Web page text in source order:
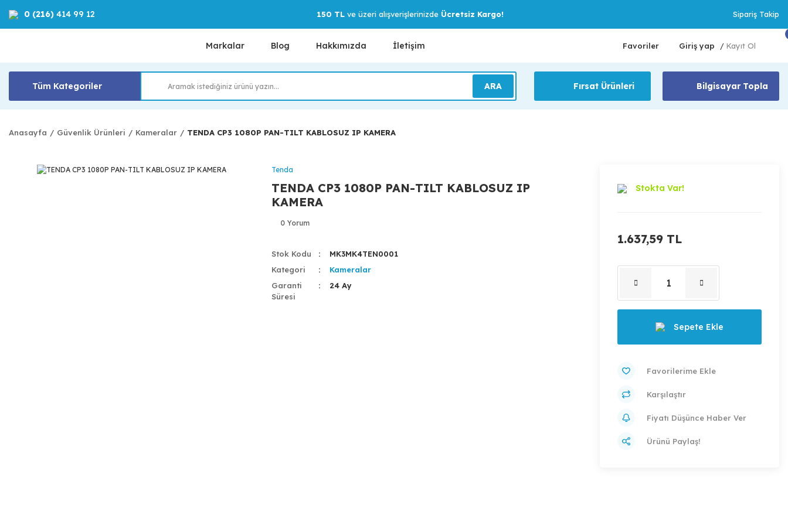
0 (216) 414 99 12 150 TLve üzeri alışverişlerinizde Ücretsiz Kargo! Sipariş Takip
Markalar Blog Hakkımızda İletişim Favoriler Giriş yap / Kayıt Ol
Tüm Kategoriler ARA Fırsat Ürünleri Bilgisayar Topla
Anasayfa Güvenlik Ürünleri Kameralar TENDA CP3 1080P PAN-TILT KABLOSUZ IP KAMERA
Tenda
TENDA CP3 1080P PAN-TILT KABLOSUZ IP
KAMERA
0 Yorum
Stok Kodu
MK3MK4TEN0001
Kategori
Kameralar
Garanti
Süresi
24 Ay
Stokta Var!
1.637,59 TL
Sepete Ekle
Karşılaştır
Fiyatı Düşünce Haber Ver
Ürünü Paylaş!